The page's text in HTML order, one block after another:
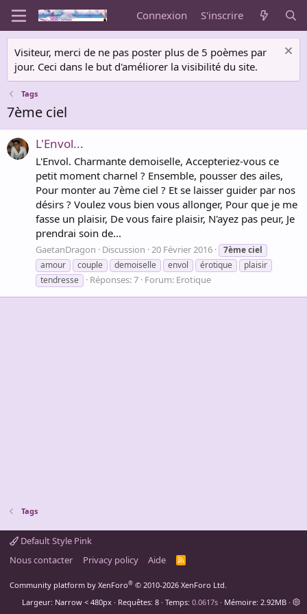
Connexion S'inscrire
Visiteur, merci de ne pas poster plus de 5 poèmes par
jour. Ceci dans le but d'améliorer la visibilité du site.
Tags
7ème ciel
L'Envol...
L'Envol. Charmante demoiselle, Accepteriez-vous ce
petit moment charnel ? Ensemble, pousser des ailes,
Pour monter au 7ème ciel ? Et se laisser guider par nos
désirs ? Voulez vous bien vous allonger, Pour que je me
fasse un plaisir, De vous faire plaisir, N'ayez pas peur, Je
prendrai soin de...
GaetanDragon Discussion 20 Février 2016 7èmeciel
amour
couple demoiselle envol érotique
plaisir
tendresse
Réponses: 7 Forum: Erotique
Tags
Default Style Pink
Nous contacter
Privacy policy Aide
R
Community platform by XenForo® © 2010-2026 XenForo Ltd.
Largeur
Requêtes 8 Temps 0.0617s Mémoire 2.92MB